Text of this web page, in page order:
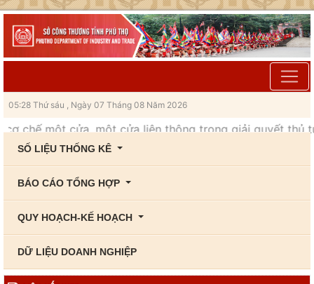
05:28 Thứ sáu , Ngày 07 Tháng 08 Năm 2026
cửa, một cửa liên thông trong giải quyết thủ tục hành
SỐ LIỆU THỐNG KÊ
BÁO CÁO TỔNG HỢP
QUY HOẠCH-KẾ HOẠCH
DỮ LIỆU DOANH NGHIỆP